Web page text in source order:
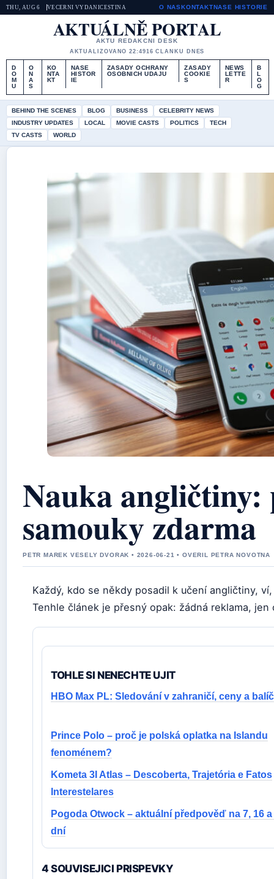
THU, AUG 6 VECERNI VYDANICESTINA O NASKONTAKTNASE HISTORIE
AKTUÁLNĚ PORTAL
AKTU REDAKCNI DESK
AKTUALIZOVANO 22:4916 CLANKU DNES
D
O
M
U
O
N
A
S
KO
NTA
KT
NASE
HISTOR
IE
ZASADY OCHRANY
OSOBNICH UDAJU
ZASADY
COOKIE
S
NEWS
LETTE
R
B
L
O
G
BEHIND THE SCENES BLOG BUSINESS
CELEBRITY NEWS
INDUSTRY UPDATES
LOCAL MOVIE CASTS POLITICS
TECH
TV CASTS
WORLD
Nauka angličtiny:
samouky zdarma
PETR MAREK VESELY DVORAK • 2026-06-21 • OVERIL PETRA NOVOTNA
Každý, kdo se někdy posadil k učení angličtiny,
Tenhle článek je přesný opak: žádná reklama,
TOHLE SI NENECHTE UJIT
HBO Max PL: Sledování v zahraničí, ceny a
Prince Polo – proč je polská oplatka na Islandu
fenoménem?
Kometa 3I Atlas – Descoberta, Trajetória e Fatos
Interestelares
Pogoda Otwock – aktuální předpověď na 7, 16 a
dní
4 SOUVISEJICI PRISPEVKY